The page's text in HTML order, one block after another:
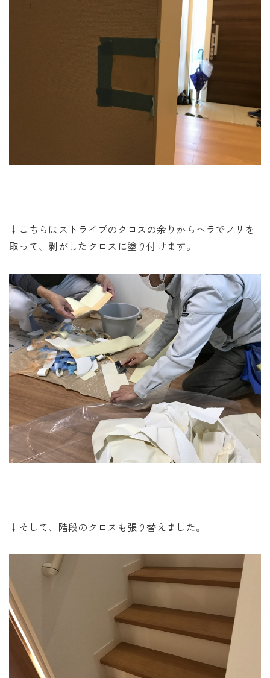
↓こちらはストライプのクロスの余りからヘラでノリを
取って、剥がしたクロスに塗り付けます。
↓そして、階段のクロスも張り替えました。